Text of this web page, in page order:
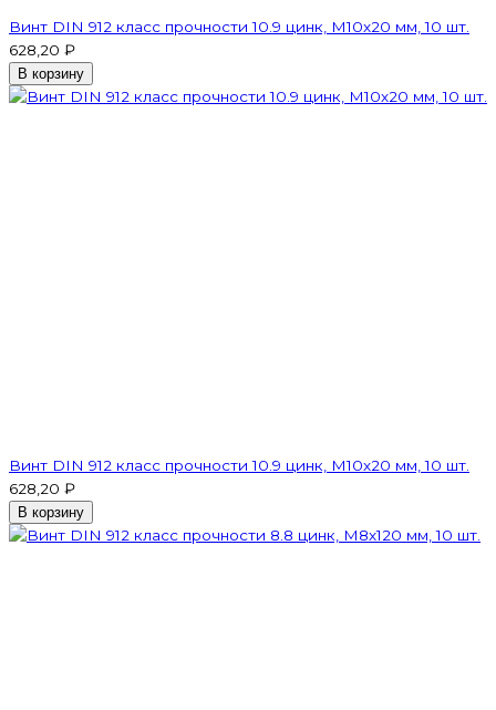
Винт DIN 912 класс прочности 10.9 цинк, М10х20 мм, 10 шт.
628,20 ₽
В корзину
Винт DIN 912 класс прочности 10.9 цинк, М10х20 мм, 10 шт.
628,20 ₽
В корзину